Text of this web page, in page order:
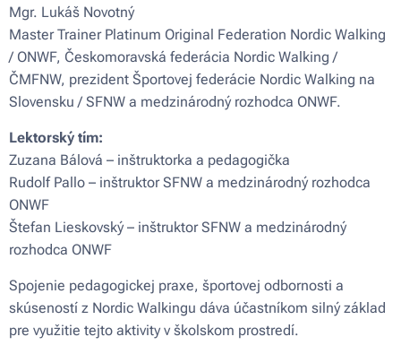
Mgr. Lukáš Novotný
Master Trainer Platinum Original Federation Nordic Walking
/ ONWF, Českomoravská federácia Nordic Walking /
ČMFNW, prezident Športovej federácie Nordic Walking na
Slovensku / SFNW a medzinárodný rozhodca ONWF.
Lektorský tím:
Zuzana Bálová – inštruktorka a pedagogička
Rudolf Pallo – inštruktor SFNW a medzinárodný rozhodca
ONWF
Štefan Lieskovský – inštruktor SFNW a medzinárodný
rozhodca ONWF
Spojenie pedagogickej praxe, športovej odbornosti a
skúseností z Nordic Walkingu dáva účastníkom silný základ
pre využitie tejto aktivity v školskom prostredí.